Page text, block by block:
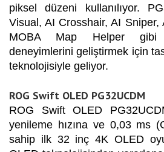
piksel düzeni kullanılıyor.
Visual, AI Crosshair, AI
MOBA Map Helper gibi
deneyimlerini geliştirmek için
teknolojisiyle geliyor.
ROG Swift OLED PG32UCDM
ROG Swift OLED
yenileme hızına ve 0,03 ms
sahip ilk 32 inç 4K OLED